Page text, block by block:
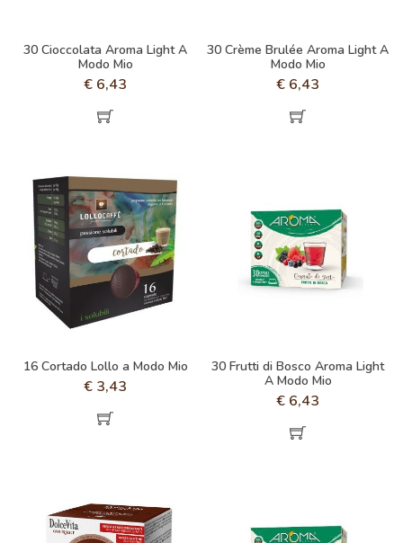
30 Cioccolata Aroma Light A
Modo Mio
€ 6,43
30 Crème Brulée Aroma Light A
Modo Mio
€ 6,43
16 Cortado Lollo a Modo Mio
€ 3,43
30 Frutti di Bosco Aroma Light
A Modo Mio
€ 6,43